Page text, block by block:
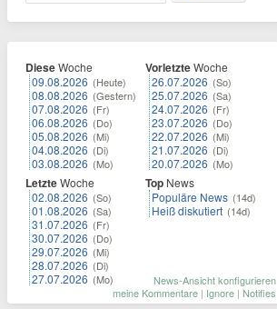
DieseWoche
09.08.2026 (Heute)
08.08.2026 (Gestern)
07.08.2026 (Fr)
06.08.2026 (Do)
05.08.2026 (Mi)
04.08.2026 (Di)
03.08.2026 (Mo)
LetzteWoche
02.08.2026 (So)
01.08.2026 (Sa)
31.07.2026 (Fr)
30.07.2026 (Do)
29.07.2026 (Mi)
28.07.2026 (Di)
27.07.2026 (Mo)
VorletzteWoche
26.07.2026 (So)
25.07.2026 (Sa)
24.07.2026 (Fr)
23.07.2026 (Do)
22.07.2026 (Mi)
21.07.2026 (Di)
20.07.2026 (Mo)
Top News
Populäre News (14d)
Heiß diskutiert (14d)
News-Ansicht konfigurieren
meine Kommentare | Ignore | Notifies